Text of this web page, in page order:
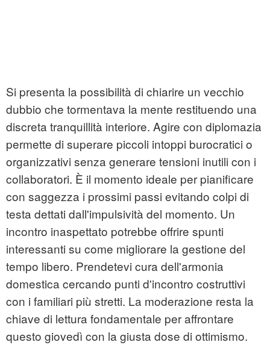
Si presenta la possibilità di chiarire un vecchio
dubbio che tormentava la mente restituendo una
discreta tranquillità interiore. Agire con diplomazia
permette di superare piccoli intoppi burocratici o
organizzativi senza generare tensioni inutili con i
collaboratori. È il momento ideale per pianificare
con saggezza i prossimi passi evitando colpi di
testa dettati dall'impulsività del momento. Un
incontro inaspettato potrebbe offrire spunti
interessanti su come migliorare la gestione del
tempo libero. Prendetevi cura dell'armonia
domestica cercando punti d'incontro costruttivi
con i familiari più stretti. La moderazione resta la
chiave di lettura fondamentale per affrontare
questo giovedì con la giusta dose di ottimismo.